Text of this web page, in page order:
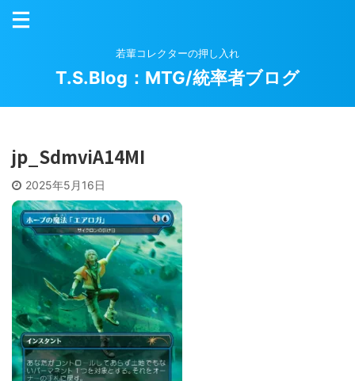
若輩コレクターの押し入れ
T.S.Blog：MTG/統率者ブログ
jp_SdmviA14MI
2025年5月16日